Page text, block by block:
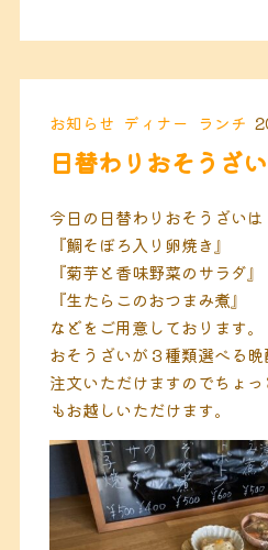
お知らせ ディナー ランチ
日替わりおそうざい
今日の日替わりおそうざいは
『鯛そぼろ入り卵焼き』
『菊芋と香味野菜のサラダ』
『生たらこのおつまみ煮』
などをご用意しております。
おそうざいが３種類選べる
注文いただけますのでちょ
もお越しいただけます。